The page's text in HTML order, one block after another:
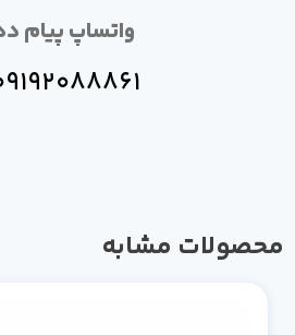
واتساپ پیام دهید
09192088861
مشابه